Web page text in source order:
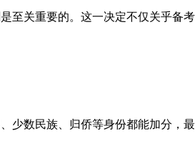
至关重要的。这一决定不仅关乎备
数民族、归侨等身份都能加分，